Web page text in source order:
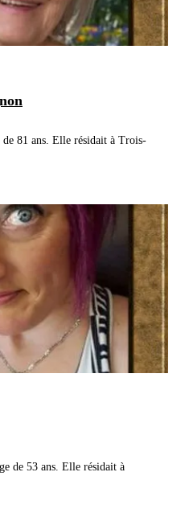
81 ans. Elle résidait à Trois-
de 53 ans. Elle résidait à